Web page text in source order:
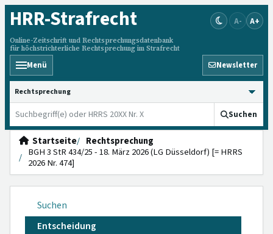
HRR-Strafrecht
Online-Zeitschrift und Rechtsprechungsdatenbank
für höchstrichterliche Rechtsprechung im Strafrecht
A- A+
Menü Newsletter
HRRS durchsuchen
Suchen
Startseite
Rechtsprechung
BGH 3 StR 434/25 - 18. März 2026 (LG Düsseldorf) [= HRRS
2026 Nr. 474]
Suchen
Entscheidung